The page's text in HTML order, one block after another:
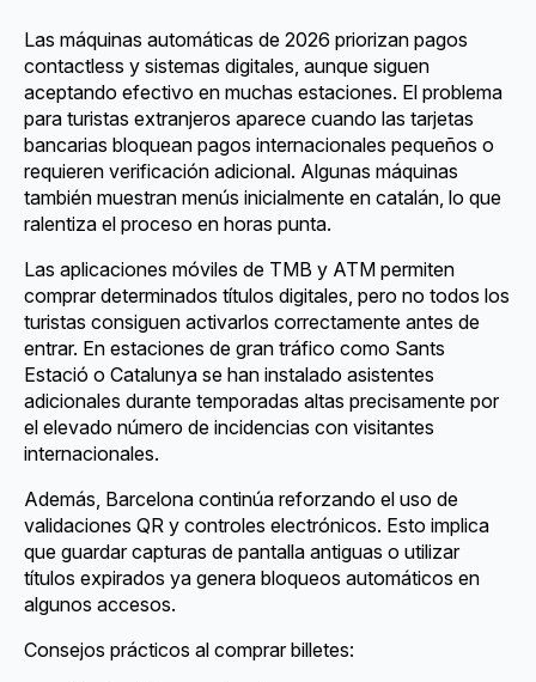
Las máquinas automáticas de 2026 priorizan pagos
contactless y sistemas digitales, aunque siguen
aceptando efectivo en muchas estaciones. El problema
para turistas extranjeros aparece cuando las tarjetas
bancarias bloquean pagos internacionales pequeños o
requieren verificación adicional. Algunas máquinas
también muestran menús inicialmente en catalán, lo que
ralentiza el proceso en horas punta.
Las aplicaciones móviles de TMB y ATM permiten
comprar determinados títulos digitales, pero no todos los
turistas consiguen activarlos correctamente antes de
entrar. En estaciones de gran tráfico como Sants
Estació o Catalunya se han instalado asistentes
adicionales durante temporadas altas precisamente por
el elevado número de incidencias con visitantes
internacionales.
Además, Barcelona continúa reforzando el uso de
validaciones QR y controles electrónicos. Esto implica
que guardar capturas de pantalla antiguas o utilizar
títulos expirados ya genera bloqueos automáticos en
algunos accesos.
Consejos prácticos al comprar billetes: